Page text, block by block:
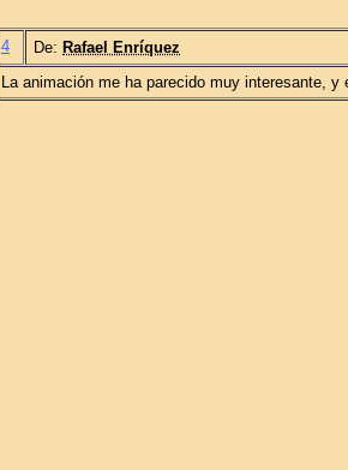
4 De: Rafael Enríquez
La animación me ha parecido muy interesante,